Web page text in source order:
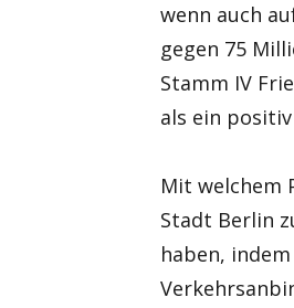
wenn auch
gegen 75
Stamm IV
als ein
Mit welchem
Stadt Berlin
haben,